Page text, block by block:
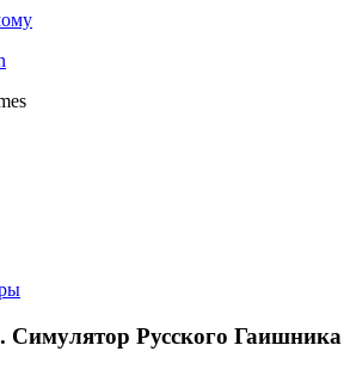
Симулятор Русского Гаишника